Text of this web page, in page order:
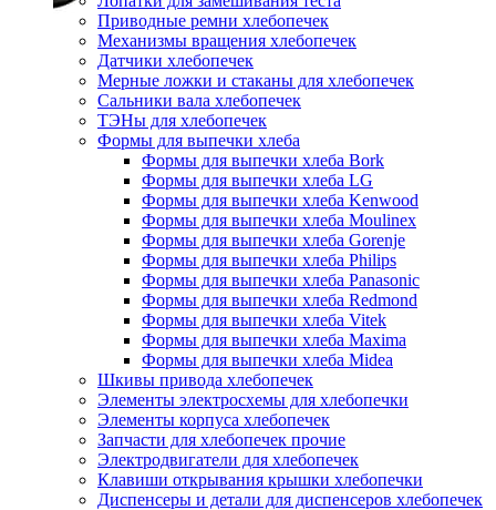
Приводные ремни хлебопечек
Механизмы вращения хлебопечек
Датчики хлебопечек
Мерные ложки и стаканы для хлебопечек
Сальники вала хлебопечек
ТЭНы для хлебопечек
Формы для выпечки хлеба
Формы для выпечки хлеба Bork
Формы для выпечки хлеба LG
Формы для выпечки хлеба Kenwood
Формы для выпечки хлеба Moulinex
Формы для выпечки хлеба Gorenje
Формы для выпечки хлеба Philips
Формы для выпечки хлеба Panasonic
Формы для выпечки хлеба Redmond
Формы для выпечки хлеба Vitek
Формы для выпечки хлеба Maxima
Формы для выпечки хлеба Midea
Шкивы привода хлебопечек
Элементы электросхемы для хлебопечки
Элементы корпуса хлебопечек
Запчасти для хлебопечек прочие
Электродвигатели для хлебопечек
Клавиши открывания крышки хлебопечки
Диспенсеры и детали для диспенсеров хлебопечек